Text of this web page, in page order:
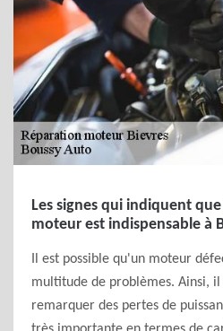
Les signes qui indiquent
moteur est indispensable à
Il est possible qu'un moteur
multitude de problèmes. Ainsi, il
remarquer des pertes de